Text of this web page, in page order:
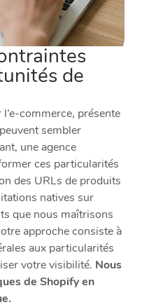
de
commerce, présente
sembler
une agence
ces particularités
des URLs de produits
natives sur
que nous maîtrisons
approche consiste à
aux particularités
votre visibilité. Nous
de Shopify en